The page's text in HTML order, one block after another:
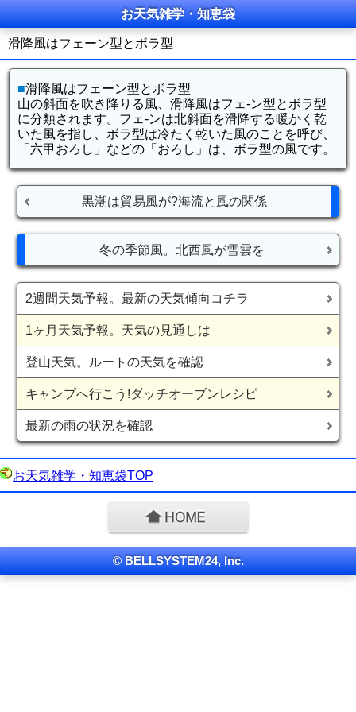
お天気雑学・知恵袋
滑降風はフェーン型とボラ型
■滑降風はフェーン型とボラ型
山の斜面を吹き降りる風、滑降風はフェ-ン型とボラ型
に分類されます。フェ-ンは北斜面を滑降する暖かく乾
いた風を指し、ボラ型は冷たく乾いた風のことを呼び、
「六甲おろし」などの「おろし」は、ボラ型の風です。
黒潮は貿易風が?海流と風の関係
冬の季節風。北西風が雪雲を
2週間天気予報。最新の天気傾向コチラ
1ヶ月天気予報。天気の見通しは
登山天気。ルートの天気を確認
キャンプへ行こう!ダッチオーブンレシピ
最新の雨の状況を確認
お天気雑学・知恵袋TOP
© BELLSYSTEM24, Inc.